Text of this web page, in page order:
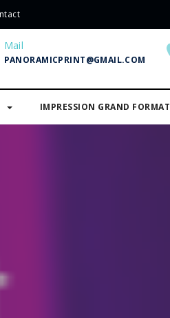
Mail
PANORAMICPRINT@GMAIL.COM
IMPRESSION GRAND FORMAT